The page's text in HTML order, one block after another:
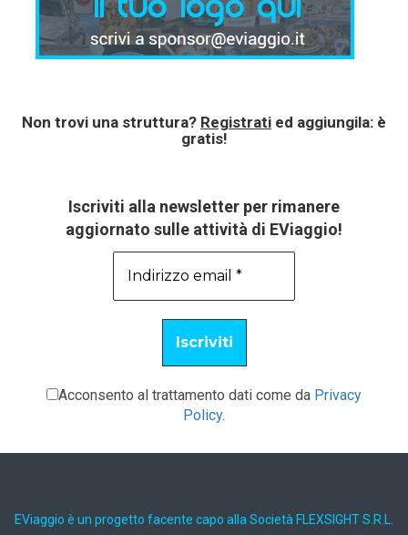
Non trovi una struttura? Registrati ed aggiungila: è
gratis!
Iscriviti alla newsletter per rimanere
aggiornato sulle attività di EViaggio!
Acconsento al trattamento dati come da Privacy
Policy.
EViaggio è un progetto facente capo alla Società FLEXSIGHT S.R.L.